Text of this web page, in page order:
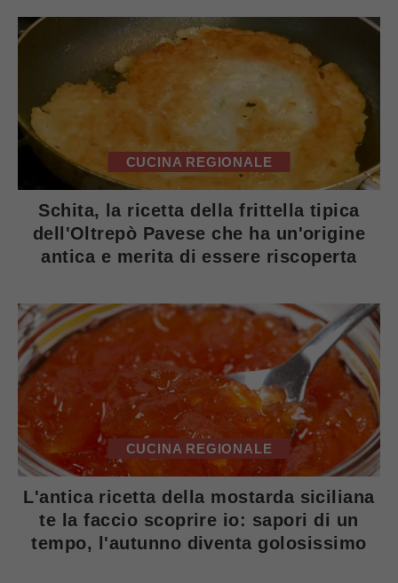
CUCINA REGIONALE
Schita, la ricetta della frittella tipica
dell'Oltrepò Pavese che ha un'origine
antica e merita di essere riscoperta
CUCINA REGIONALE
L'antica ricetta della mostarda siciliana
te la faccio scoprire io: sapori di un
tempo, l'autunno diventa golosissimo